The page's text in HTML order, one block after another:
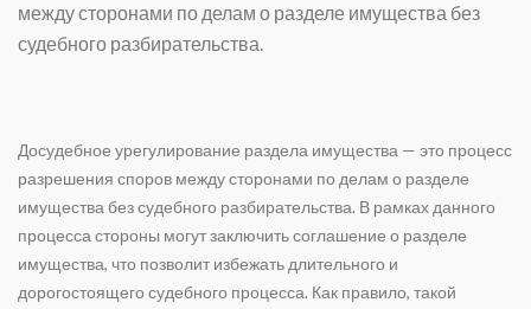
между сторонами по делам о разделе имущества без
судебного разбирательства.
Досудебное урегулирование раздела имущества — это процесс
разрешения споров между сторонами по делам о разделе
имущества без судебного разбирательства. В рамках данного
процесса стороны могут заключить соглашение о разделе
имущества, что позволит избежать длительного и
дорогостоящего судебного процесса. Как правило, такой